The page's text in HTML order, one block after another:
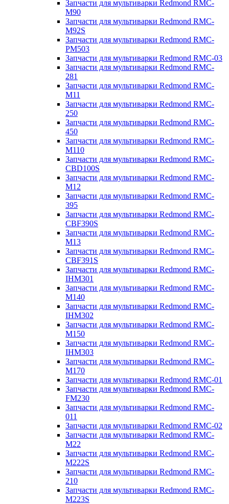
Запчасти для мультиварки Redmond RMC-
M90
Запчасти для мультиварки Redmond RMC-
M92S
Запчасти для мультиварки Redmond RMC-
PM503
Запчасти для мультиварки Redmond RMC-03
Запчасти для мультиварки Redmond RMC-
281
Запчасти для мультиварки Redmond RMC-
M11
Запчасти для мультиварки Redmond RMC-
250
Запчасти для мультиварки Redmond RMC-
450
Запчасти для мультиварки Redmond RMC-
M110
Запчасти для мультиварки Redmond RMC-
CBD100S
Запчасти для мультиварки Redmond RMC-
M12
Запчасти для мультиварки Redmond RMC-
395
Запчасти для мультиварки Redmond RMC-
CBF390S
Запчасти для мультиварки Redmond RMC-
M13
Запчасти для мультиварки Redmond RMC-
CBF391S
Запчасти для мультиварки Redmond RMC-
IHM301
Запчасти для мультиварки Redmond RMC-
M140
Запчасти для мультиварки Redmond RMC-
IHM302
Запчасти для мультиварки Redmond RMC-
M150
Запчасти для мультиварки Redmond RMC-
IHM303
Запчасти для мультиварки Redmond RMC-
M170
Запчасти для мультиварки Redmond RMC-01
Запчасти для мультиварки Redmond RMC-
FM230
Запчасти для мультиварки Redmond RMC-
011
Запчасти для мультиварки Redmond RMC-02
Запчасти для мультиварки Redmond RMC-
M22
Запчасти для мультиварки Redmond RMC-
M222S
Запчасти для мультиварки Redmond RMC-
210
Запчасти для мультиварки Redmond RMC-
M223S